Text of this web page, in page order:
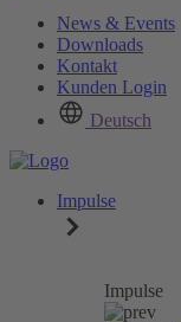
News & Events
Downloads
Kontakt
Kunden Login
Deutsch
Impulse
Impulse